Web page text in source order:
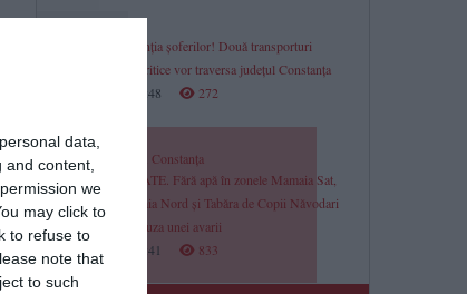
data,
content,
we
may click to
to refuse to
note that
to such
În atenția șoferilor! Două transporturi
agabaritice vor traversa județul Constanța
19:48
272
RAJA Constanța
UPDATE. Fără apă în zonele Mamaia Sat,
Mamaia Nord și Tabăra de Copii Năvodari
din cauza unei avarii
19:41
833